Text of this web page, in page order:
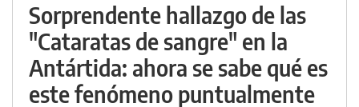
Sorprendente hallazgo de las
"Cataratas de sangre" en la
Antártida: ahora se sabe qué es
este fenómeno puntualmente